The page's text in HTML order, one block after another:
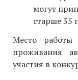
могут
старше 35
Место
проживания
участия в